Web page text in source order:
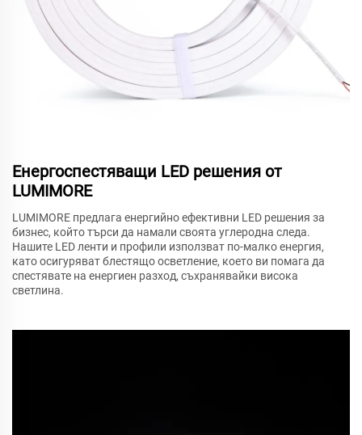
Енергоспестяващи LED решения от
LUMIMORE
LUMIMORE предлага енергийно ефективни LED решения за
бизнес, който търси да намали своята углеродна следа.
Нашите LED ленти и профили използват по-малко енергия,
като осигуряват блестящо осветление, което ви помага да
спестявате на енергиен разход, съхранявайки висока
светлина.